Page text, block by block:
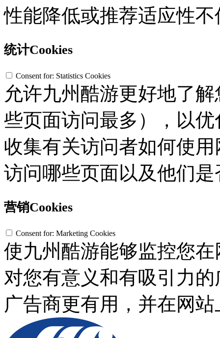
性能降低或推荐适应性不
统计Cookies
Consent for: Statistics Cookies
允许九州酷游更好地了解
些页面访问最多），以
收集有关访问者如何使用
访问哪些页面以及他们
营销Cookies
Consent for: Marketing Cookies
使九州酷游能够监控您
对您有意义和有吸引力的
广告商更有用，并在